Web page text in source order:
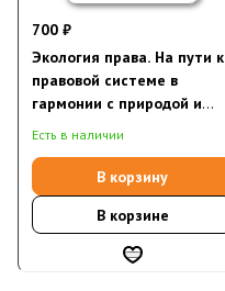
700 ₽
Экология права. На пути к
правовой системе в
гармонии с природой и
обществом
Есть в наличии
В корзину
В корзине